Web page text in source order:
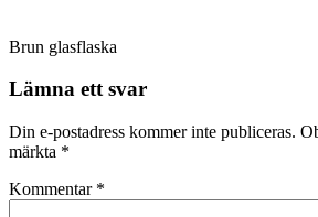
Brun glasflaska
Lämna ett svar
Din e-postadress kommer inte publiceras.
märkta *
Kommentar *